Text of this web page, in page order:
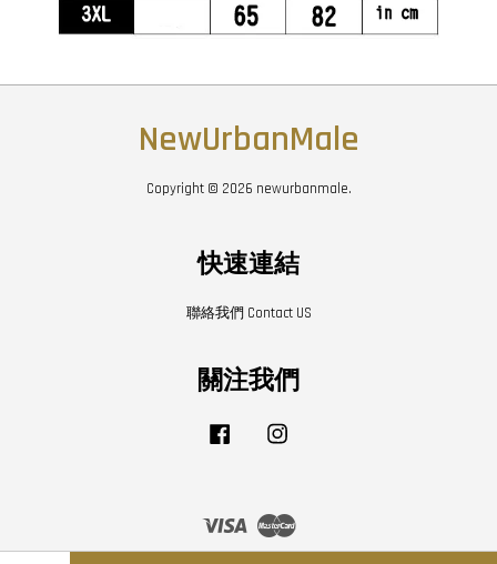
NewUrbanMale
Copyright © 2026 newurbanmale.
快速連結
聯絡我們 Contact US
關注我們
Facebook
Visa Master